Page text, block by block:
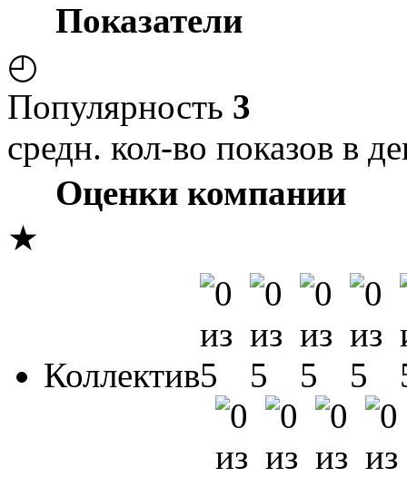
Показатели
◴
Популярность 3
средн. кол-во показов в
Оценки компании
★
Коллектив